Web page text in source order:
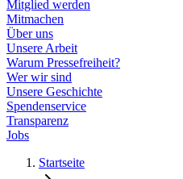
Mitglied werden
Mitmachen
Über uns
Unsere Arbeit
Warum Pressefreiheit?
Wer wir sind
Unsere Geschichte
Spendenservice
Transparenz
Jobs
Startseite